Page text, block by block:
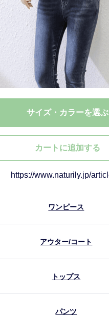
サイズ・カラーを選ぶ
カートに追加する
ワンピース
アウター/コート
トップス
パンツ